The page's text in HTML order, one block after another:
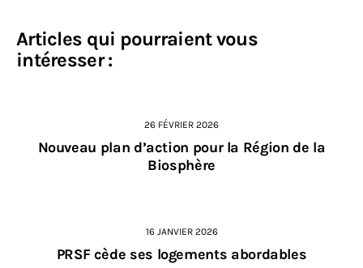
Articles qui pourraient vous
intéresser :
26 FÉVRIER 2026
Nouveau plan d’action pour la Région de la
Biosphère
16 JANVIER 2026
PRSF cède ses logements abordables